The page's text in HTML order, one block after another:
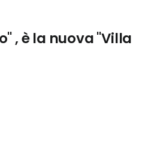
, è la nuova "Villa